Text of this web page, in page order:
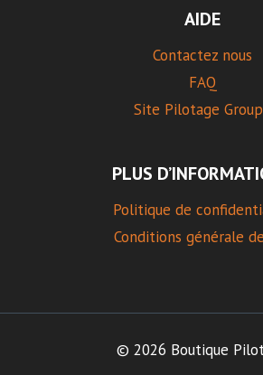
AIDE
Contactez nous
FAQ
Site Pilotage
PLUS
Politique de
Conditions générale
© 2026 Boutique